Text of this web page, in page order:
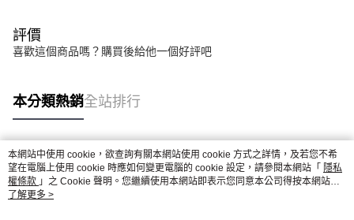
評價
喜歡這個商品嗎？購買後給他一個好評吧
本分類熱銷全站排行
熱門標籤
本網站中使用 cookie，欲查詢有關本網站使用 cookie 方式之詳情，及若您不希
望在電腦上使用 cookie 時應如何變更電腦的 cookie 設定，請參閱本網站「 隱私
權條款 」之 Cookie 聲明。您繼續使用本網站即表示您同意本公司得按本網站使
用條款之 Cookie 聲明使用 cookie。
了解更多 >